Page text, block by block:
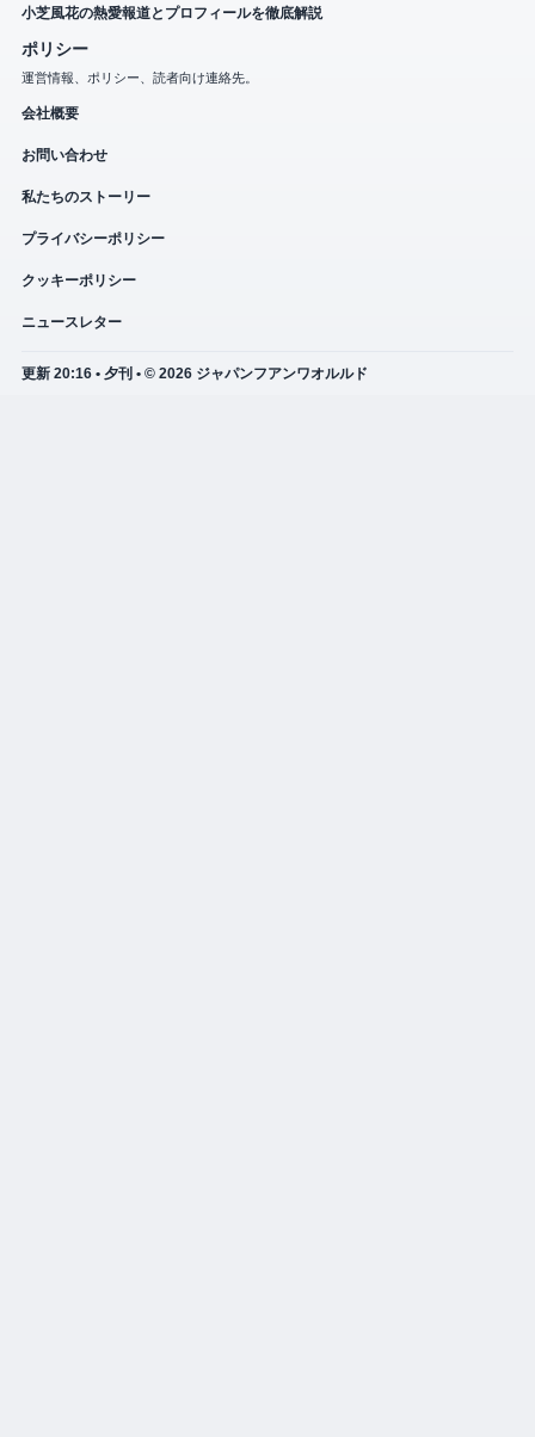
小芝風花の熱愛報道とプロフィールを徹底解説
ポリシー
運営情報、ポリシー、読者向け連絡先。
会社概要
お問い合わせ
私たちのストーリー
プライバシーポリシー
クッキーポリシー
ニュースレター
更新 20:16 • 夕刊 • © 2026 ジャパンフアンワオルルド